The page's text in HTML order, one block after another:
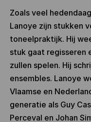
Zoals veel
Lanoye zijn stukken
toneelpraktijk. Hij
stuk gaat regisseren
zullen spelen. Hij
ensembles. Lanoye
Vlaamse en
generatie als Guy
Perceval en Johan